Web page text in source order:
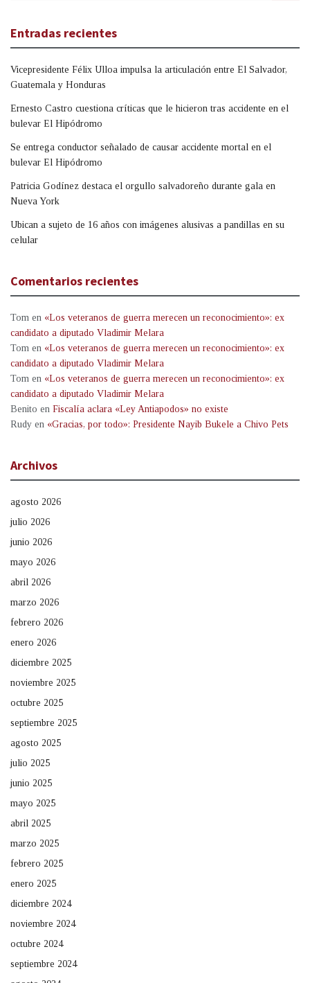
Entradas recientes
Vicepresidente Félix Ulloa impulsa la articulación entre El Salvador,
Guatemala y Honduras
Ernesto Castro cuestiona críticas que le hicieron tras accidente en el
bulevar El Hipódromo
Se entrega conductor señalado de causar accidente mortal en el
bulevar El Hipódromo
Patricia Godínez destaca el orgullo salvadoreño durante gala en
Nueva York
Ubican a sujeto de 16 años con imágenes alusivas a pandillas en su
celular
Comentarios recientes
Tom en «Los veteranos de guerra merecen un reconocimiento»: ex
candidato a diputado Vladimir Melara
Tom en «Los veteranos de guerra merecen un reconocimiento»: ex
candidato a diputado Vladimir Melara
Tom en «Los veteranos de guerra merecen un reconocimiento»: ex
candidato a diputado Vladimir Melara
Benito en Fiscalía aclara «Ley Antiapodos» no existe
Rudy en «Gracias, por todo»: Presidente Nayib Bukele a Chivo Pets
Archivos
agosto 2026
julio 2026
junio 2026
mayo 2026
abril 2026
marzo 2026
febrero 2026
enero 2026
diciembre 2025
noviembre 2025
octubre 2025
septiembre 2025
agosto 2025
julio 2025
junio 2025
mayo 2025
abril 2025
marzo 2025
febrero 2025
enero 2025
diciembre 2024
noviembre 2024
octubre 2024
septiembre 2024